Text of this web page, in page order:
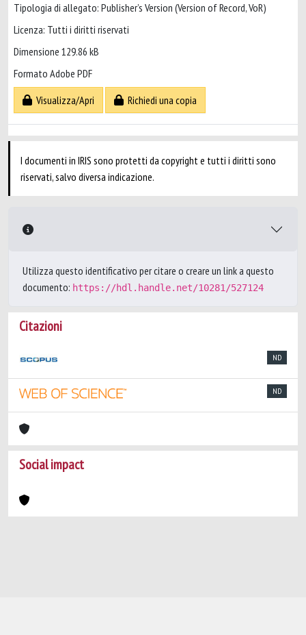
Tipologia di allegato: Publisher’s Version (Version of Record, VoR)
Licenza: Tutti i diritti riservati
Dimensione 129.86 kB
Formato Adobe PDF
Visualizza/Apri
Richiedi una copia
I documenti in IRIS sono protetti da copyright e tutti i diritti sono
riservati, salvo diversa indicazione.
Utilizza questo identificativo per citare o creare un link a questo
documento: https://hdl.handle.net/10281/527124
Citazioni
ND
ND
Social impact